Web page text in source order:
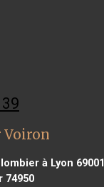
à Lyon 69001